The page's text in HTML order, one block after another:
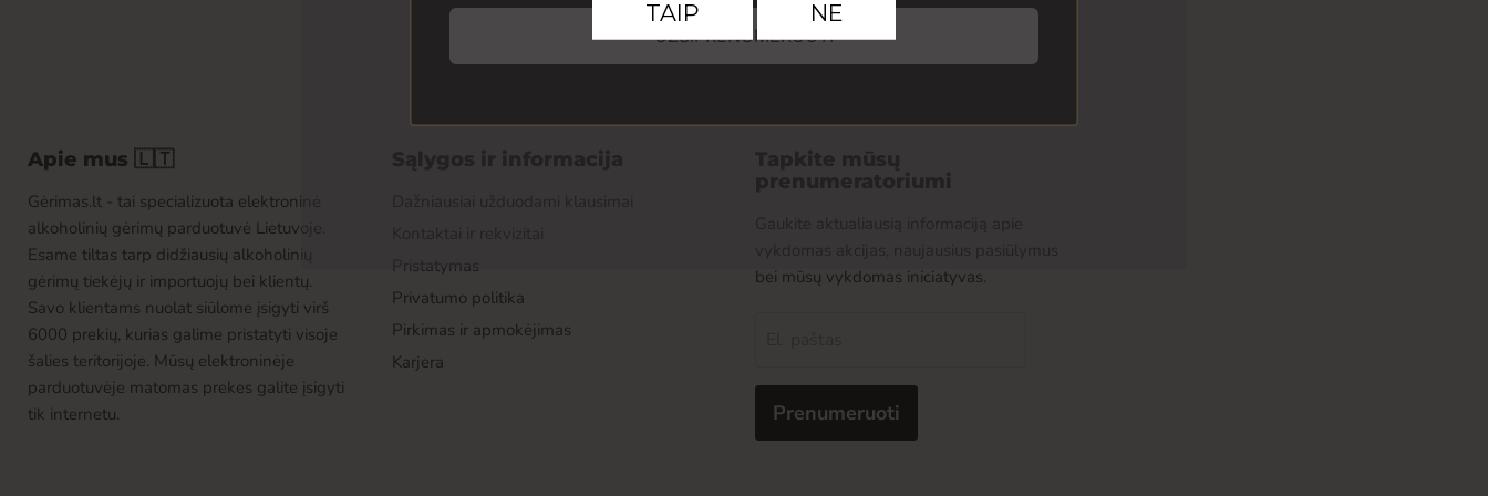
Apie mus 🇱🇹
Gėrimas.lt - tai specializuota elektroninė
alkoholinių gėrimų parduotuvė Lietuvoje.
Esame tiltas tarp didžiausių alkoholinių
gėrimų tiekėjų ir importuojų bei klientų.
Savo klientams nuolat siūlome įsigyti virš
6000 prekių, kurias galime pristatyti visoje
šalies teritorijoje. Mūsų elektroninėje
parduotuvėje matomas prekes galite įsigyti
tik internetu.
Pristatymas
Privatumo politika
Pirkimas ir apmokėjimas
Karjera
bei mūsų vykdomas iniciatyvas.
Prenumeruoti
UŽSIPRENUMERUOTI